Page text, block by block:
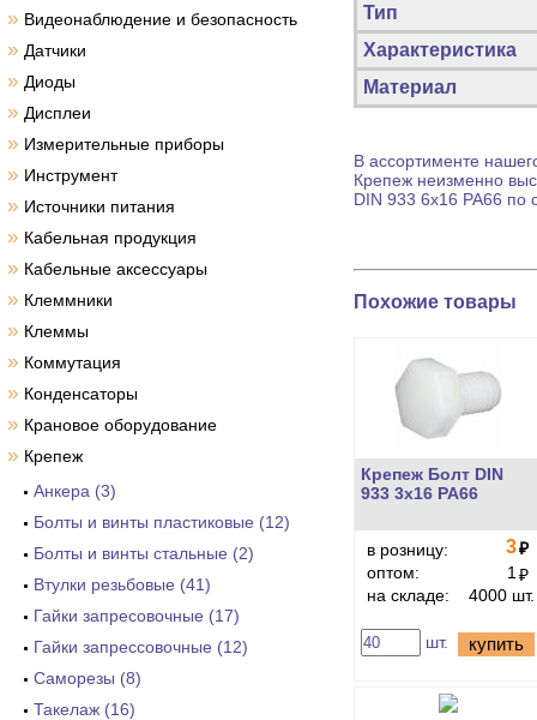
» Видеонаблюдение и безопасность
» Датчики
» Диоды
» Дисплеи
» Измерительные приборы
» Инструмент
» Источники питания
» Кабельная продукция
» Кабельные аксессуары
» Клеммники
» Клеммы
» Коммутация
» Конденсаторы
» Крановое оборудование
» Крепеж
Анкера (3)
Болты и винты пластиковые (12)
Болты и винты стальные (2)
Втулки резьбовые (41)
Гайки запресовочные (17)
Гайки запрессовочные (12)
Саморезы (8)
Такелаж (16)
Тип
Характеристика
Материал
В ассортименте
Крепеж неизменно
DIN 933 6x16 PA66 по
Похожие товары
Крепеж Болт DIN
933 3x16 PA66
в розницу: 3₽
оптом:
1 ₽
на складе:
4000 шт.
шт. купить